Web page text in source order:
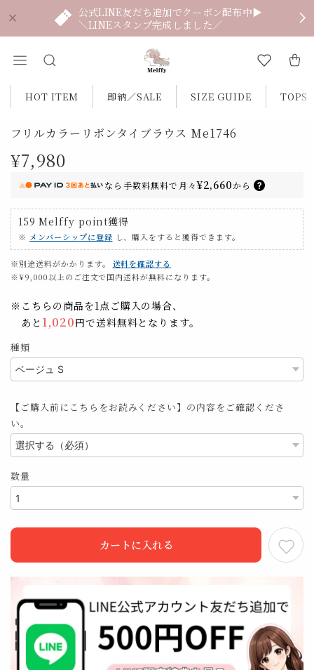
公式LINE友だち追加でクーポン配布中▶
＼LINEスタンプ完成しました／
HOT ITEM 即納／SALE SIZE GUIDE TOPS
フリルカラーリボンタイブラウス Me1746
¥7,980
なら 手数料無料で 月々¥2,660から
159 Melffy point獲得
※ メンバーシップに登録 し、購入をすると獲得できます。
※別途送料がかかります。
送料を確認する
※¥9,000以上のご注文で国内送料が無料になります。
※こちらの商品を1点ご購入の場合、
あと 1,020円で送料無料となります。
種類
【ご購入前にこちらをお読みください】の内容をご確認くださ
い。
数量
カートに入れる